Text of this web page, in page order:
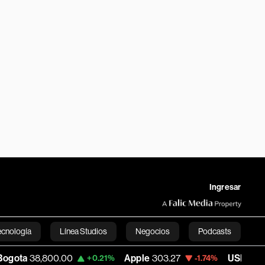
Ingresar
Línea Studios Negocios Podcasts
English+0.21% Apple 303.27 -1.74% USD COP 3,232.96